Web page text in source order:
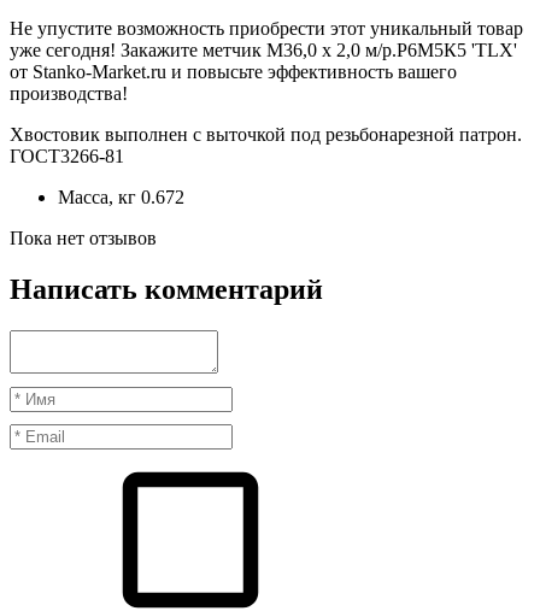
Не упустите возможность приобрести этот уникальный товар
уже сегодня! Закажите метчик М36,0 х 2,0 м/р.Р6М5К5 'TLX'
от Stanko-Market.ru и повысьте эффективность вашего
производства!
Хвостовик выполнен с выточкой под резьбонарезной патрон.
ГОСТ3266-81
Масса, кг 0.672
Пока нет отзывов
Написать комментарий